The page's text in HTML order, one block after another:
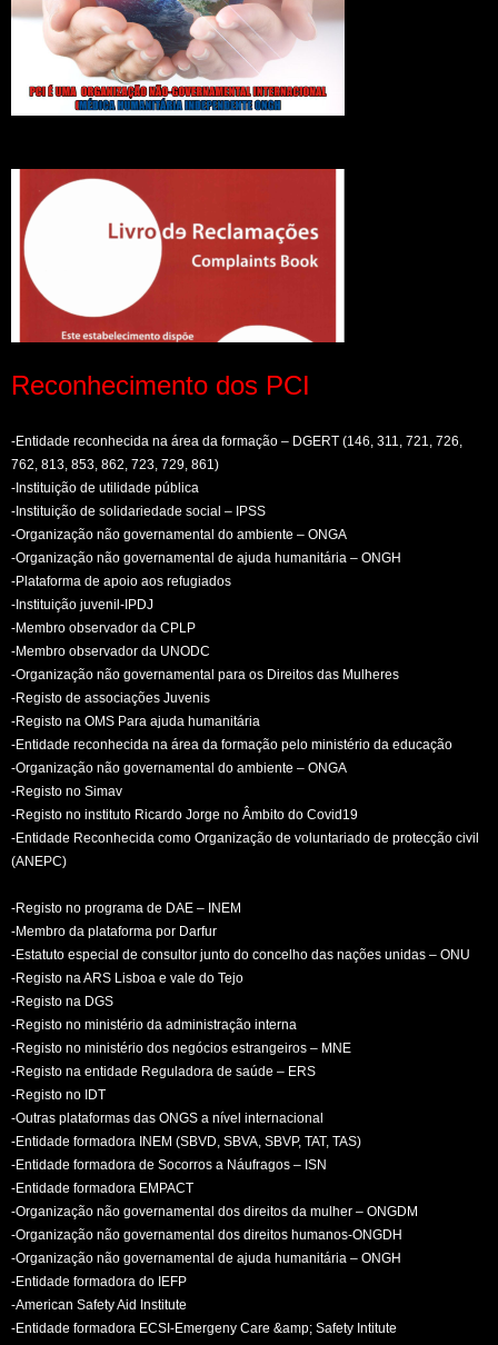
Reconhecimento dos PCI
-Entidade reconhecida na área da formação – DGERT (146, 311, 721, 726,
762, 813, 853, 862, 723, 729, 861)
-Instituição de utilidade pública
-Instituição de solidariedade social – IPSS
-Organização não governamental do ambiente – ONGA
-Organização não governamental de ajuda humanitária – ONGH
-Plataforma de apoio aos refugiados
-Instituição juvenil-IPDJ
-Membro observador da CPLP
-Membro observador da UNODC
-Organização não governamental para os Direitos das Mulheres
-Registo de associações Juvenis
-Registo na OMS Para ajuda humanitária
-Entidade reconhecida na área da formação pelo ministério da educação
-Organização não governamental do ambiente – ONGA
-Registo no Simav
-Registo no instituto Ricardo Jorge no Âmbito do Covid19
-Entidade Reconhecida como Organização de voluntariado de protecção civil
(ANEPC)
-Registo no programa de DAE – INEM
-Membro da plataforma por Darfur
-Estatuto especial de consultor junto do concelho das nações unidas – ONU
-Registo na ARS Lisboa e vale do Tejo
-Registo na DGS
-Registo no ministério da administração interna
-Registo no ministério dos negócios estrangeiros – MNE
-Registo na entidade Reguladora de saúde – ERS
-Registo no IDT
-Outras plataformas das ONGS a nível internacional
-Entidade formadora INEM (SBVD, SBVA, SBVP, TAT, TAS)
-Entidade formadora de Socorros a Náufragos – ISN
-Entidade formadora EMPACT
-Organização não governamental dos direitos da mulher – ONGDM
-Organização não governamental dos direitos humanos-ONGDH
-Organização não governamental de ajuda humanitária – ONGH
-Entidade formadora do IEFP
-American Safety Aid Institute
-Entidade formadora ECSI-Emergeny Care &amp; Safety Intitute